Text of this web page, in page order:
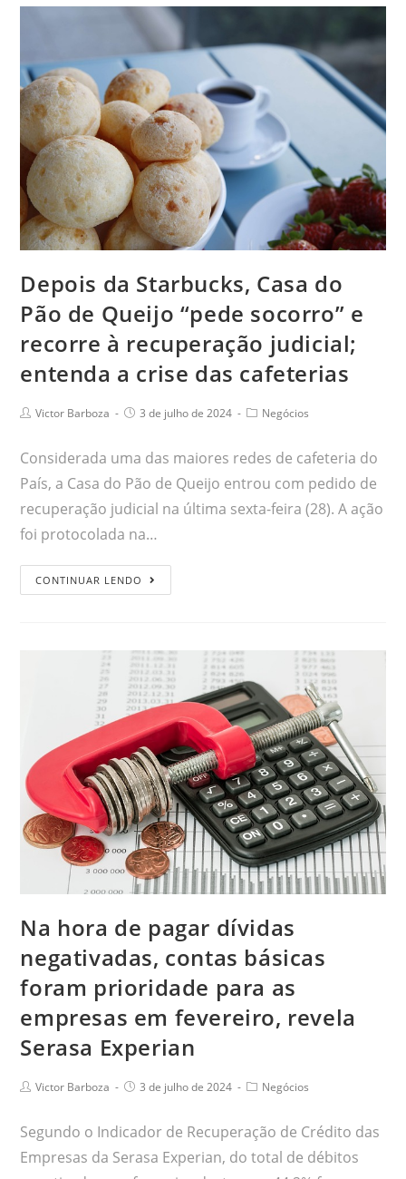
Depois da Starbucks, Casa do
Pão de Queijo “pede socorro” e
recorre à recuperação judicial;
entenda a crise das cafeterias
Victor Barboza 3 de julho de 2024 Negócios
Considerada uma das maiores redes de cafeteria do
País, a Casa do Pão de Queijo entrou com pedido de
recuperação judicial na última sexta-feira (28). A ação
foi protocolada na…
CONTINUAR LENDO
Na hora de pagar dívidas
negativadas, contas básicas
foram prioridade para as
empresas em fevereiro, revela
Serasa Experian
Victor Barboza 3 de julho de 2024 Negócios
Segundo o Indicador de Recuperação de Crédito das
Empresas da Serasa Experian, do total de débitos